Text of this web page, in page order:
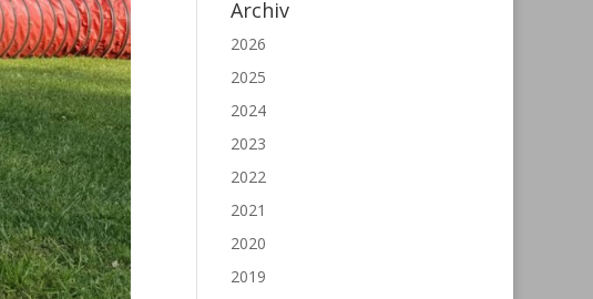
Archiv
2026
2025
2024
2023
2022
2021
2020
2019